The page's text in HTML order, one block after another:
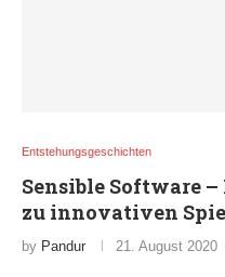
Entstehungsgeschichten
Sensible Software –
zu innovativen
by Pandur 21. August 2020